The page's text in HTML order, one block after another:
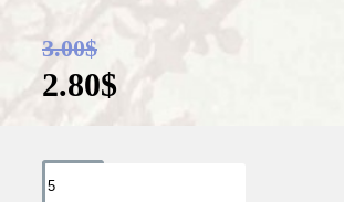
3.00$
2.80$